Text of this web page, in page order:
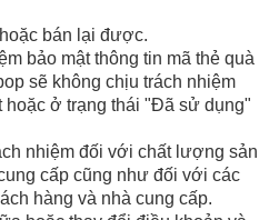
bán lại được.
bảo mật thông tin mã thẻ quà
sẽ không chịu trách nhiệm
hoặc ở trạng thái "Đã sử dụng"
nhiệm đối với chất lượng sản
cấp cũng như đối với các
hàng và nhà cung cấp.